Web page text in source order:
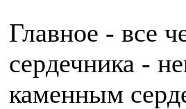
Главное - все
сердечника -
каменным